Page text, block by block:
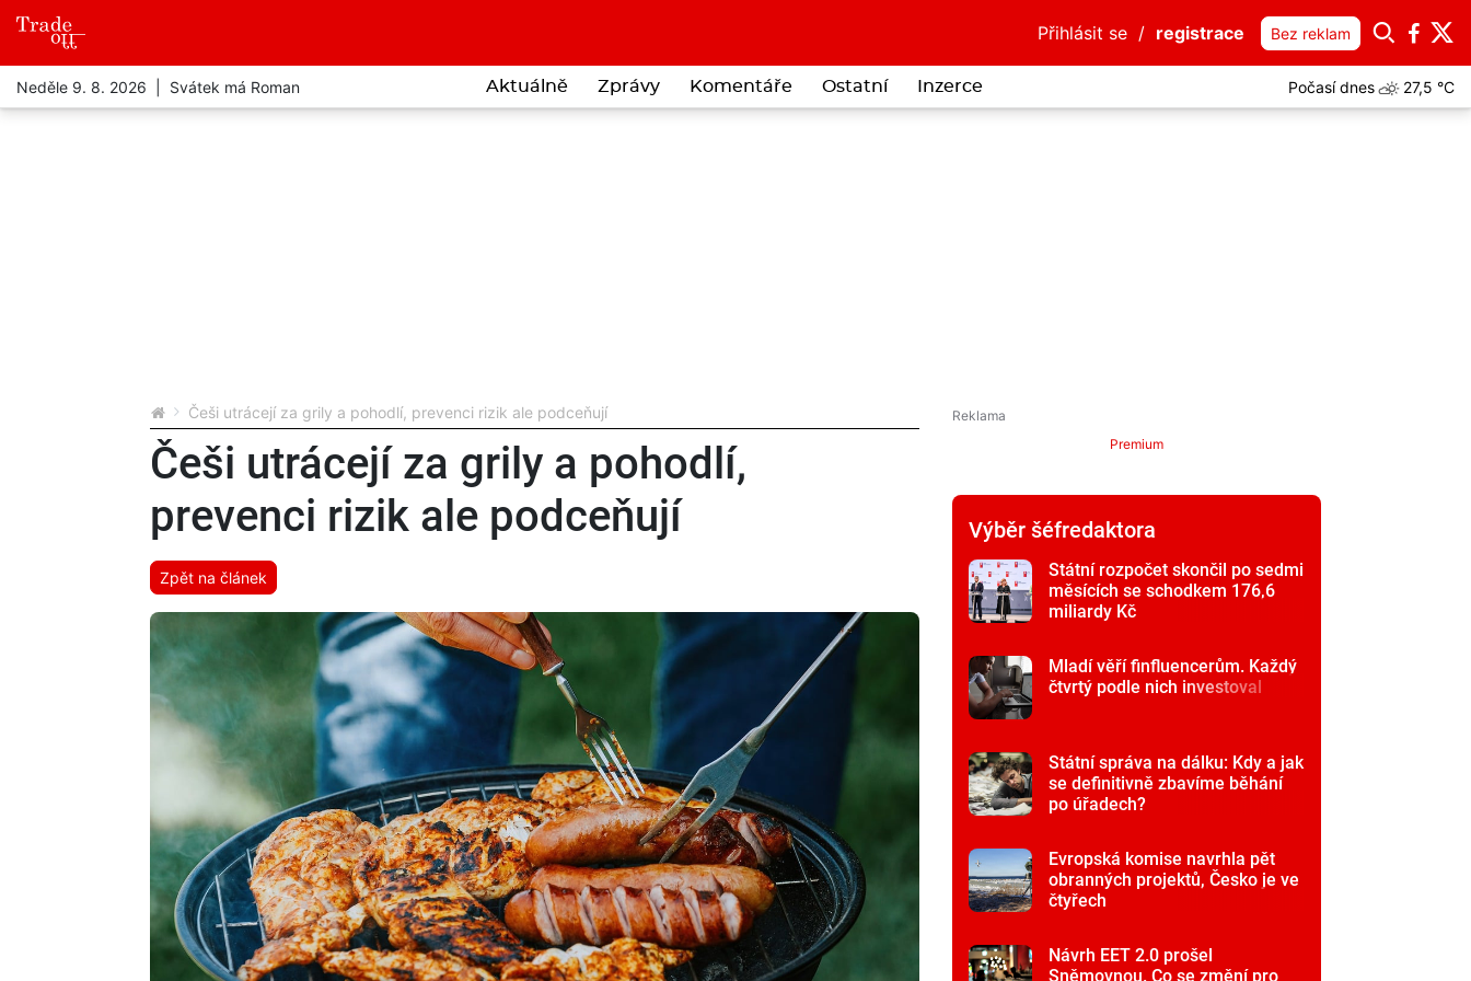
Přihlásit se / registrace Bez reklam
Neděle 9. 8. 2026 | Svátek má Roman Aktuálně Zprávy Komentáře Ostatní Inzerce Počasí dnes 27,5 °C
Češi utrácejí za grily a pohodlí, prevenci rizik ale podceňují
Češi utrácejí za grily a pohodlí,
prevenci rizik ale podceňují
Zpět na článek
Premium
Výběr šéfredaktora
Státní rozpočet skončil po sedmi
měsících se schodkem 176,6
miliardy Kč
Mladí věří finfluencerům. Každý
čtvrtý podle nich investoval
Státní správa na dálku: Kdy a jak
se definitivně zbavíme běhání
po úřadech?
Evropská komise navrhla pět
obranných projektů, Česko je ve
čtyřech
Návrh EET 2.0 prošel
Sněmovnou. Co se změní pro